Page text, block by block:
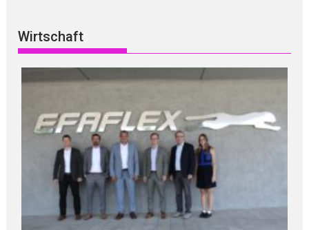
Wirtschaft